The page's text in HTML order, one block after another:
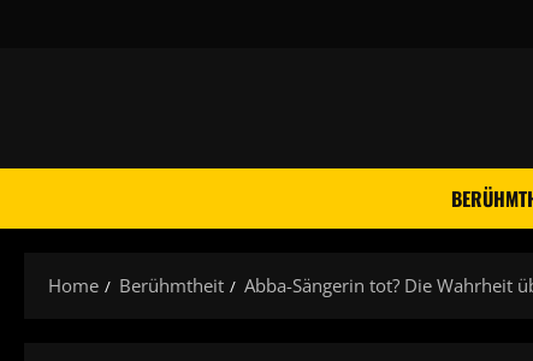
Home Berühmtheit Abba-Sängerin tot? Die Wahrheit